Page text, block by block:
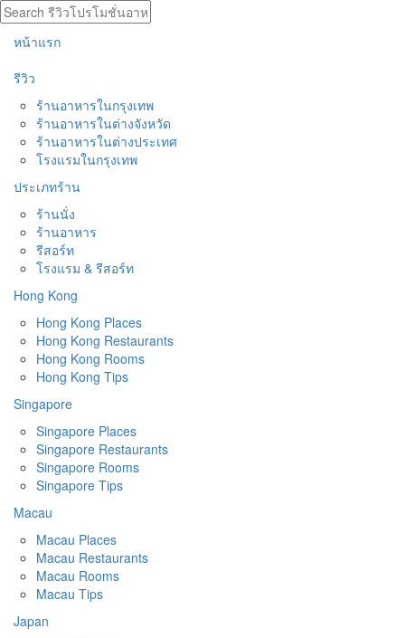
หน้าแรก
รีวิว
ร้านอาหารในกรุงเทพ
ร้านอาหารในต่างจังหวัด
ร้านอาหารในต่างประเทศ
โรงแรมในกรุงเทพ
ประเภทร้าน
ร้านนั่ง
ร้านอาหาร
รีสอร์ท
โรงแรม & รีสอร์ท
Hong Kong
Hong Kong Places
Hong Kong Restaurants
Hong Kong Rooms
Hong Kong Tips
Singapore
Singapore Places
Singapore Restaurants
Singapore Rooms
Singapore Tips
Macau
Macau Places
Macau Restaurants
Macau Rooms
Macau Tips
Japan